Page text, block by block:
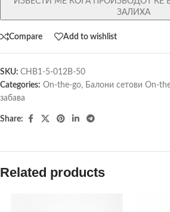
ЗАЛИХА
Compare Add to wishlist
SKU: CHB1-5-012B-50
Categories: On-the-go, Балони сетови On-
забава
Share:
Related products